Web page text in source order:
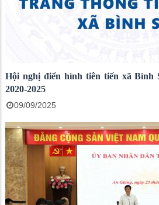
Hội nghị điển hình tiên tiến xã Bình
2020-2025
09/09/2025